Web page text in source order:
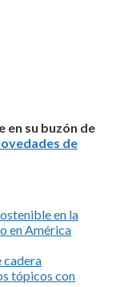
en su buzón de
de
en la
en América
cadera
tópicos con